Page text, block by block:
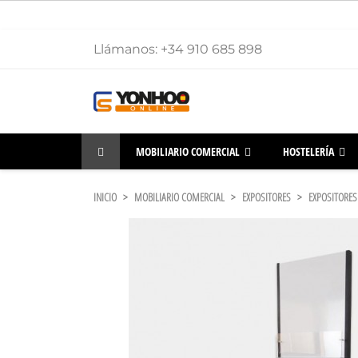
Llámanos: +34 910 685 898
MOBILIARIO COMERCIAL HOSTELERÍA
INICIO MOBILIARIO COMERCIAL EXPOSITORES